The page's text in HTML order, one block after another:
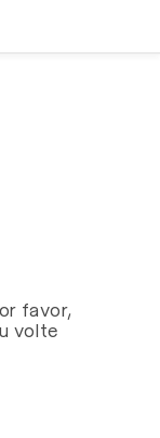
favor,
volte